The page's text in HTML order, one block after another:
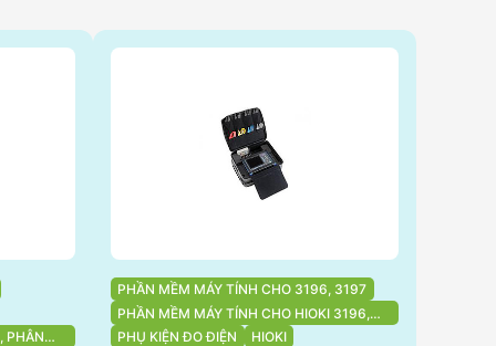
PHÂN
PHẦN MỀM MÁY TÍNH CHO 3196, 3197
PHẦN MỀM MÁY TÍNH CHO HIOKI 3196,
3197
PHỤ KIỆN ĐO ĐIỆN HIOKI